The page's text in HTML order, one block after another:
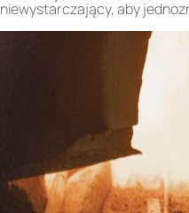
niewystarczający, aby